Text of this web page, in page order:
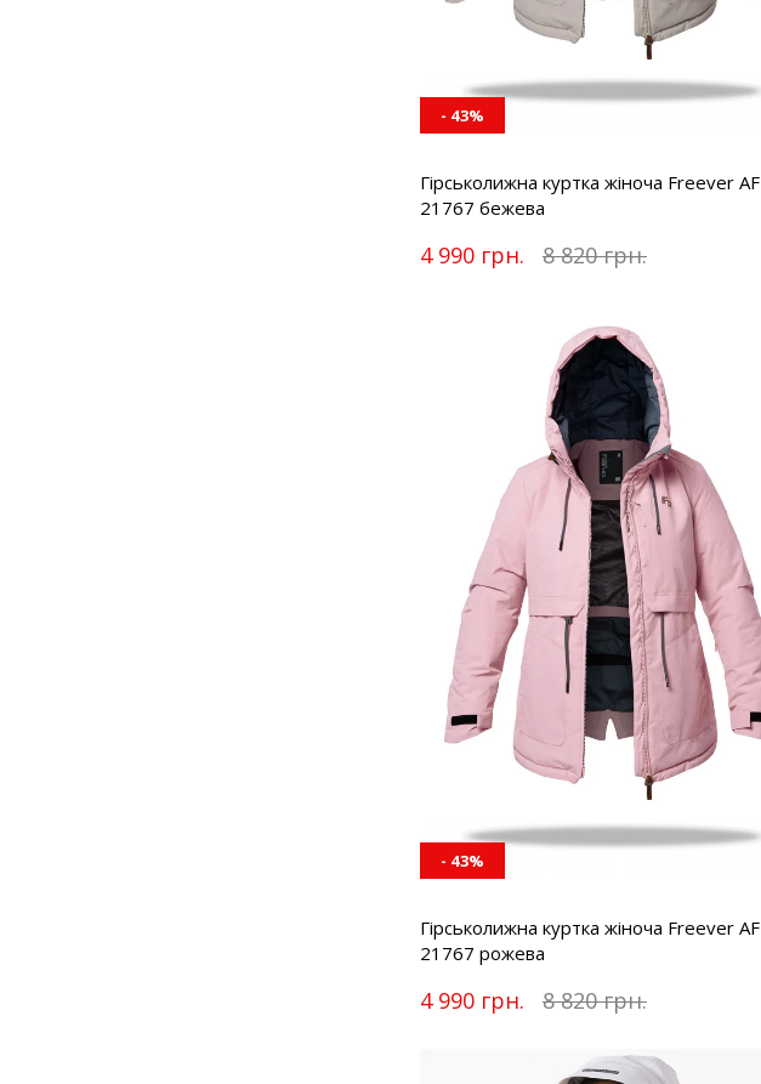
- 43%
Гірськолижна куртка жіноча Freever AF
21767 бежева
4 990 грн. 8 820 грн.
- 43%
Гірськолижна куртка жіноча Freever AF
21767 рожева
4 990 грн. 8 820 грн.